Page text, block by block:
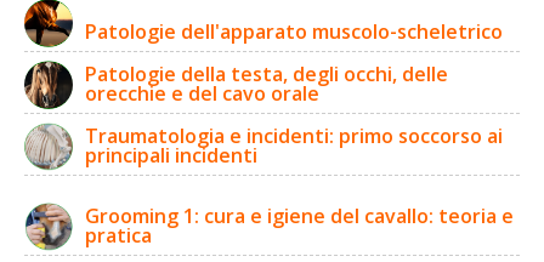
Patologie dell'apparato muscolo-scheletrico
Patologie della testa, degli occhi, delle
orecchie e del cavo orale
Traumatologia e incidenti: primo soccorso ai
principali incidenti
Grooming 1: cura e igiene del cavallo: teoria e
pratica